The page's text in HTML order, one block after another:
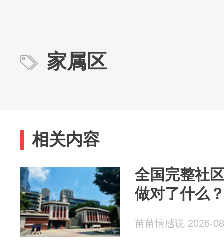
家属区
相关内容
全国完整社
做对了什么
苗苗情感说 2026-